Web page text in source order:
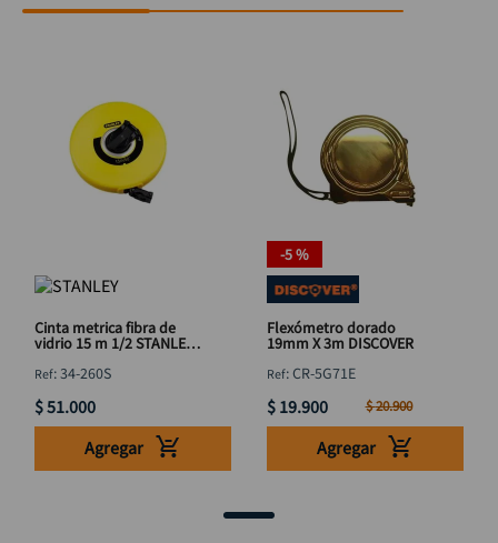
Cinta metrica fibra de
vidrio 15 m 1/2 STANLEY
:34-260S
$51.000
Agregar
-5 %
Flexómetro dorado
19mm X 3m DISCOVER
:CR-5G71E
$ 19.900 $20.900
Agregar